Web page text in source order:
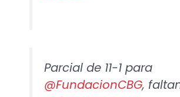
Parcial de 11-1 para
@FundacionCBG,